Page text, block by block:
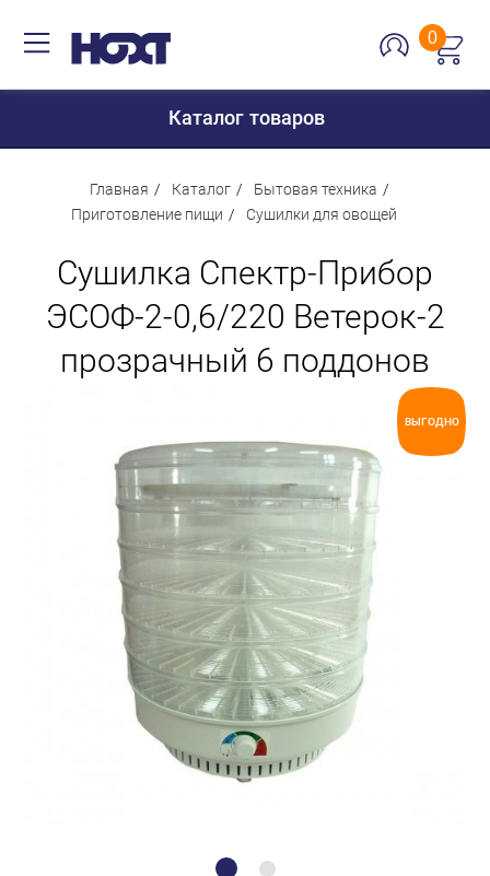
0
Каталог товаров
Для кухни
Сантехника
Для дачи и отдыха
Строительство и ремонт
Бытовая техника
Обувь для дома и дачи
Главная Каталог
Бытовая техника
Приготовление пищи
Сушилки для овощей
Сушилка Спектр-Прибор
ЭСОФ-2-0,6/220 Ветерок-2
прозрачный 6 поддонов
ВЫГОДНО